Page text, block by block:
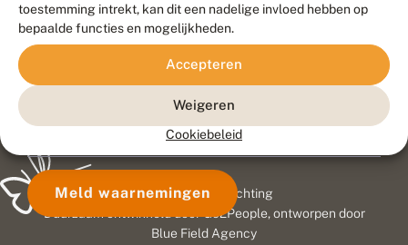
toestemming intrekt, kan dit een nadelige invloed hebben op
bepaalde functies en mogelijkheden.
Accepteren
Weigeren
Cookiebeleid
Meld waarnemingen
© 2026 Vlinderstichting
Duurzaam ontwikkeld door
Go2People, ontworpen door
Blue Field Agency